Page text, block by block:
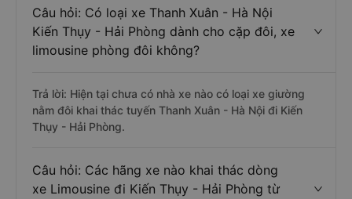
Câu hỏi: Có loại xe Thanh Xuân - Hà Nội
Kiến Thụy - Hải Phòng dành cho cặp đôi, xe
limousine phòng đôi không?
Trả lời: Hiện tại chưa có nhà xe nào có loại xe giường
nằm đôi khai thác tuyến Thanh Xuân - Hà Nội đi Kiến
Thụy - Hải Phòng.
Câu hỏi: Các hãng xe nào khai thác dòng
xe Limousine đi Kiến Thụy - Hải Phòng từ